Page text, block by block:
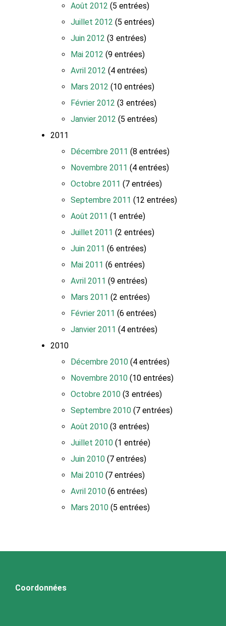
Août 2012 (5 entrées)
Juillet 2012 (5 entrées)
Juin 2012 (3 entrées)
Mai 2012 (9 entrées)
Avril 2012 (4 entrées)
Mars 2012 (10 entrées)
Février 2012 (3 entrées)
Janvier 2012 (5 entrées)
2011
Décembre 2011 (8 entrées)
Novembre 2011 (4 entrées)
Octobre 2011 (7 entrées)
Septembre 2011 (12 entrées)
Août 2011 (1 entrée)
Juillet 2011 (2 entrées)
Juin 2011 (6 entrées)
Mai 2011 (6 entrées)
Avril 2011 (9 entrées)
Mars 2011 (2 entrées)
Février 2011 (6 entrées)
Janvier 2011 (4 entrées)
2010
Décembre 2010 (4 entrées)
Novembre 2010 (10 entrées)
Octobre 2010 (3 entrées)
Septembre 2010 (7 entrées)
Août 2010 (3 entrées)
Juillet 2010 (1 entrée)
Juin 2010 (7 entrées)
Mai 2010 (7 entrées)
Avril 2010 (6 entrées)
Mars 2010 (5 entrées)
Coordonnées